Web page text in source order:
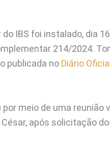
IBS foi instalado, dia
214/2024.
publicada no Diário
meio de uma reunião
após solicitação